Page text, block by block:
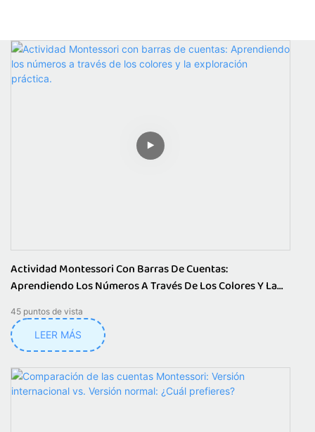
Actividad Montessori Con Barras De Cuentas:
Aprendiendo Los Números A Través De Los Colores Y La
45 puntos de vista
LEER MÁS